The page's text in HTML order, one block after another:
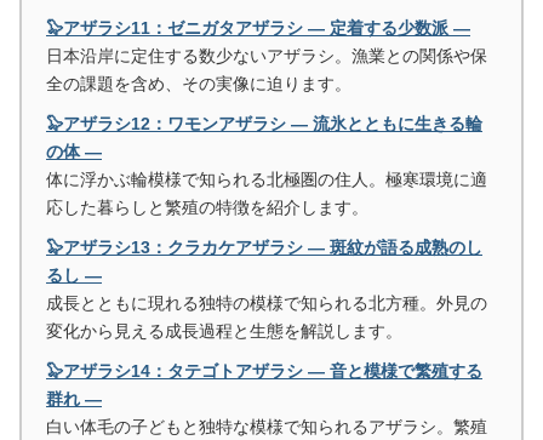
🦭アザラシ11：ゼニガタアザラシ ― 定着する少数派 ―
日本沿岸に定住する数少ないアザラシ。漁業との関係や保
全の課題を含め、その実像に迫ります。
🦭アザラシ12：ワモンアザラシ ― 流氷とともに生きる輪
の体 ―
体に浮かぶ輪模様で知られる北極圏の住人。極寒環境に適
応した暮らしと繁殖の特徴を紹介します。
🦭アザラシ13：クラカケアザラシ ― 斑紋が語る成熟のし
るし ―
成長とともに現れる独特の模様で知られる北方種。外見の
変化から見える成長過程と生態を解説します。
🦭アザラシ14：タテゴトアザラシ ― 音と模様で繁殖する
群れ ―
白い体毛の子どもと独特な模様で知られるアザラシ。繁殖